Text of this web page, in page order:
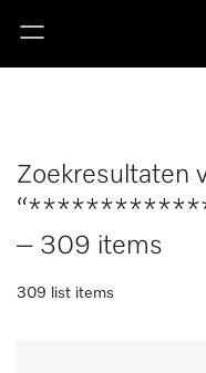
Zoekresultaten
– 309 items
309 list items